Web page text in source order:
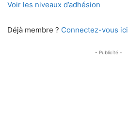
Voir les niveaux d’adhésion
Déjà membre ? Connectez-vous ici
- Publicité -